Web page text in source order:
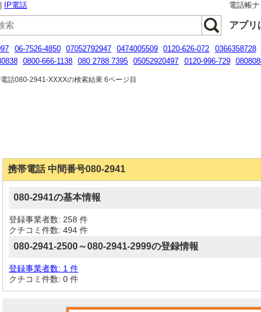
IP電話 電話帳
アプリ
06-7526-4850 07052792947 0474005509 0120-626-072 0366358728
0800-666-1138 080 2788 7395 05052920497 0120-996-729
話080-2941-XXXXの検索結果 6ページ目
携帯電話 中間番号080-2941
080-2941の基本情報
登録事業者数: 258 件
クチコミ件数: 494 件
080-2941-2500～080-2941-2999の登録情報
登録事業者数: 1 件
クチコミ件数: 0 件